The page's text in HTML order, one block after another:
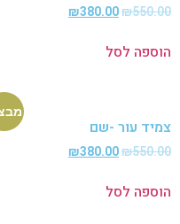
₪
₪380.00
לסל
מבצע!
עור -שם
₪
₪380.00
לסל